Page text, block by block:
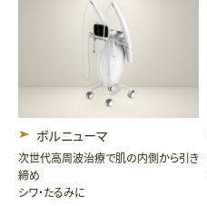
ボルニューマ
次世代高周波治療で肌の内側から引き
締め
シワ・たるみに